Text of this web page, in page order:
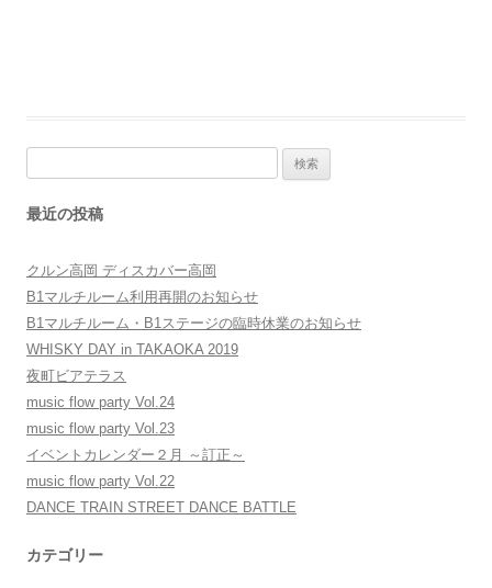
最近の投稿
クルン高岡 ディスカバー高岡
B1マルチルーム利用再開のお知らせ
B1マルチルーム・B1ステージの臨時休業のお知らせ
WHISKY DAY in TAKAOKA 2019
夜町ビアテラス
music flow party Vol.24
music flow party Vol.23
イベントカレンダー２月 ～訂正～
music flow party Vol.22
DANCE TRAIN STREET DANCE BATTLE
カテゴリー